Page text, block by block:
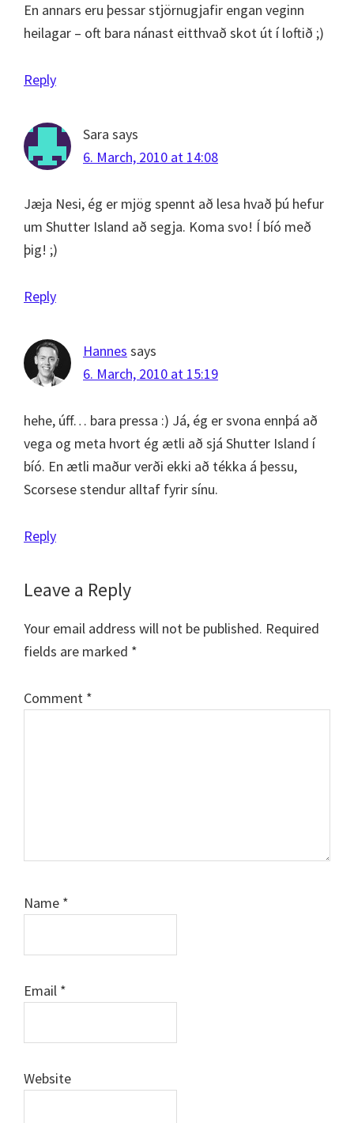
En annars eru þessar stjörnugjafir engan veginn
heilagar – oft bara nánast eitthvað skot út í loftið ;)
Reply
Sara says
6. March, 2010 at 14:08
Jæja Nesi, ég er mjög spennt að lesa hvað þú hefur
um Shutter Island að segja. Koma svo! Í bíó með
þig! ;)
Reply
Hannes says
6. March, 2010 at 15:19
hehe, úff… bara pressa :) Já, ég er svona ennþá að
vega og meta hvort ég ætli að sjá Shutter Island í
bíó. En ætli maður verði ekki að tékka á þessu,
Scorsese stendur alltaf fyrir sínu.
Reply
Leave a Reply
Your email address will not be published. Required
fields are marked *
Comment *
Name *
Email *
Website